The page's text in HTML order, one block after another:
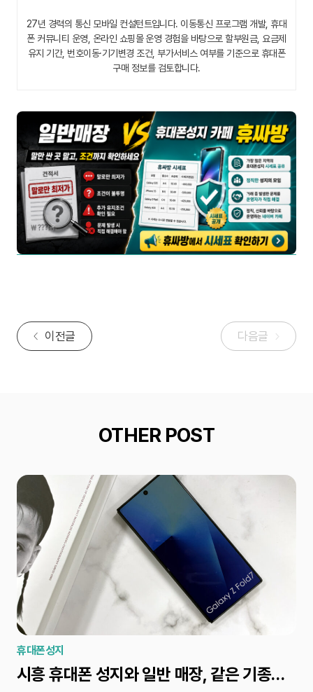
27년 경력의 통신 모바일 컨설턴트입니다. 이동통신 프로그램 개발, 휴대
폰 커뮤니티 운영, 온라인 쇼핑몰 운영 경험을 바탕으로 할부원금, 요금제
유지 기간, 번호이동·기기변경 조건, 부가서비스 여부를 기준으로 휴대폰
구매 정보를 검토합니다.
이전글 다음글
OTHER POST
휴대폰성지
시흥 휴대폰 성지와 일반 매장, 같은 기종인데 왜 금액이 달라질까?